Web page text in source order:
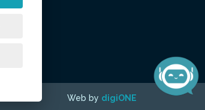
Web by digiONE